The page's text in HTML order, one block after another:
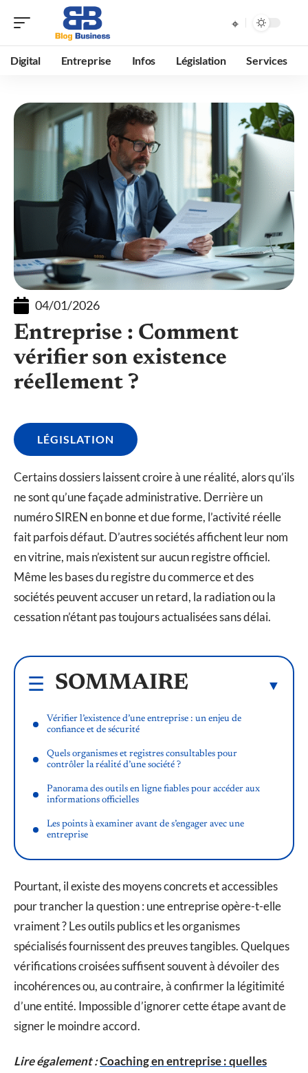
Digital Entreprise Infos Législation Services
04/01/2026
Entreprise : Comment
vérifier son existence
réellement ?
LÉGISLATION
Certains dossiers laissent croire à une réalité, alors qu’ils
ne sont qu’une façade administrative. Derrière un
numéro SIREN en bonne et due forme, l’activité réelle
fait parfois défaut. D’autres sociétés affichent leur nom
en vitrine, mais n’existent sur aucun registre officiel.
Même les bases du registre du commerce et des
sociétés peuvent accuser un retard, la radiation ou la
cessation n’étant pas toujours actualisées sans délai.
SOMMAIRE
Vérifier l’existence d’une entreprise : un enjeu de
confiance et de sécurité
Quels organismes et registres consultables pour
contrôler la réalité d’une société ?
Panorama des outils en ligne fiables pour accéder aux
informations officielles
Les points à examiner avant de s’engager avec une
entreprise
Pourtant, il existe des moyens concrets et accessibles
pour trancher la question : une entreprise opère-t-elle
vraiment ? Les outils publics et les organismes
spécialisés fournissent des preuves tangibles. Quelques
vérifications croisées suffisent souvent à dévoiler des
incohérences ou, au contraire, à confirmer la légitimité
d’une entité. Impossible d’ignorer cette étape avant de
signer le moindre accord.
Lire également :Coaching en entreprise : quelles